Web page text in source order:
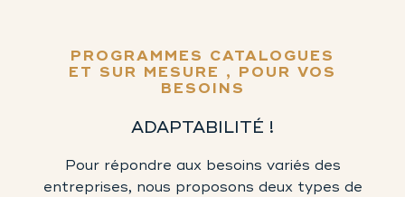
PROGRAMMES CATALOGUES
ET SUR MESURE , POUR VOS
BESOINS
ADAPTABILITÉ !
Pour répondre aux besoins variés des
entreprises, nous proposons deux types de